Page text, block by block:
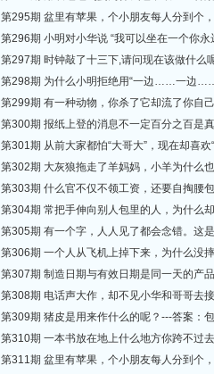
第295期 盆里有苹果，个小朋友每人分到个
第296期 小明对小华说 “我可以坐在一个你
第297期 时钟敲了十三下,请问现在该做什么
第298期 为什么小明拒绝用“一边……一边
第299期 有一种动物，你杀了它却流了你自
第300期 报纸上登的消息不一定百分之百是
第301期 从前大家都怕“大哥大”，现在却喜
第302期 大灰狼拖走了羊妈妈，小羊为什么
第303期 什么官不仅不领工资，还要自掏腰
第304期 常把手伸向别人包里的人，为什么
第305期 有一个字，人人见了都会念错。这
第306期 一个人从飞机上掉下来，为什么
第307期 制造日期与有效日期是同一天的产
第308期 电话声大作，却不见小华和哥哥去
第309期 猪皮是用来作什么的呢？---答案：
第310期 一本书放在地上什么地方你跨不过
第311期 盆里有苹果，个小朋友每人分到个